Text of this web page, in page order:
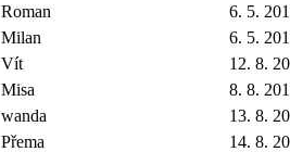
Roman
6. 5.
Milan
6. 5.
Vít
12. 8.
Misa
8. 8.
wanda
13. 8.
Přema
14. 8.